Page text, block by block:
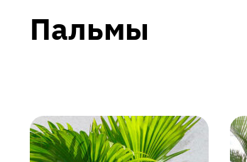
Пальмы